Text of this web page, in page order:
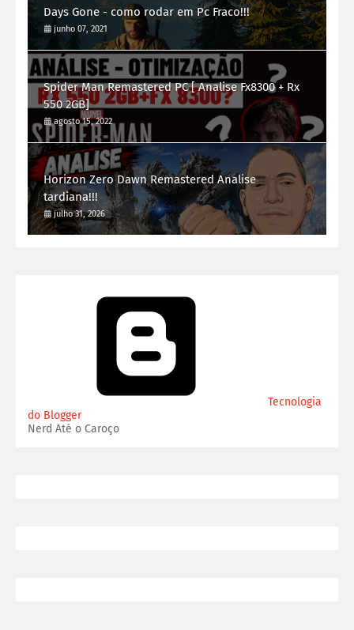
Days Gone - como rodar em Pc Fraco!!!
junho 07, 2021
Spider Man Remastered PC [ Analise Fx8300 + Rx
550 2GB]
agosto 15, 2022
Horizon Zero Dawn Remastered Analise
tardiana!!!
julho 31, 2026
Tecnologia
do Blogger
Nerd Até o Caroço